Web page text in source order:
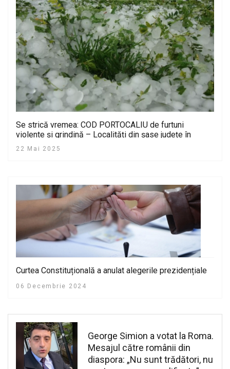
Se strică vremea: COD PORTOCALIU de furtuni
violente și grindină – Localități din șase județe în
pericol
22 Mai 2025
Curtea Constituțională a anulat alegerile prezidențiale
06 Decembrie 2024
George Simion a votat la Roma.
Mesajul către românii din
diaspora: „Nu sunt trădători, nu